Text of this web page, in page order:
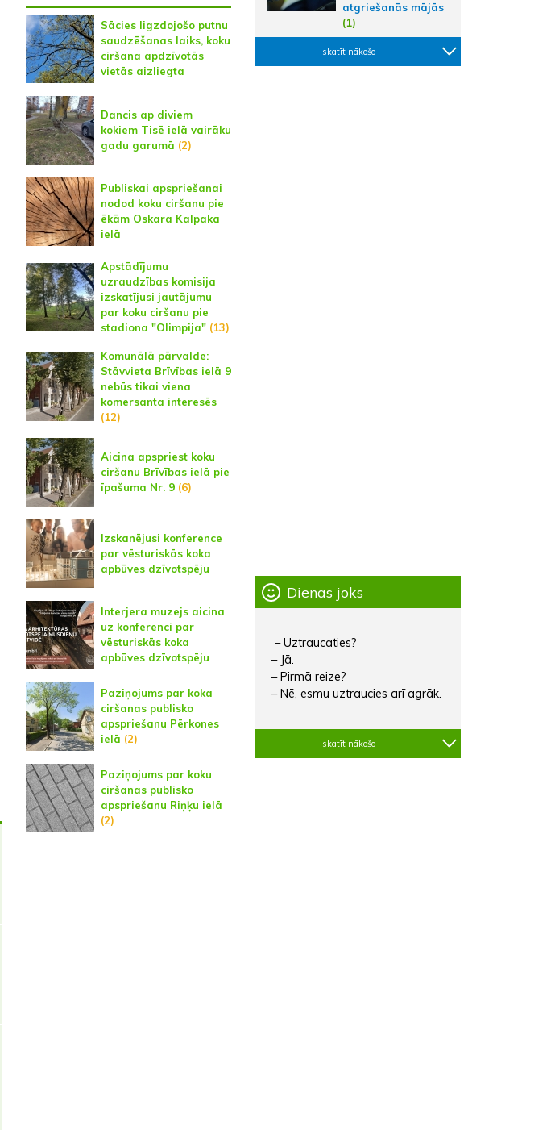
Sācies ligzdojošo putnu
saudzēšanas laiks, koku
ciršana apdzīvotās
vietās aizliegta
Dancis ap diviem
kokiem Tisē ielā vairāku
gadu garumā (2)
Publiskai apspriešanai
nodod koku ciršanu pie
ēkām Oskara Kalpaka
ielā
Apstādījumu
uzraudzības komisija
izskatījusi jautājumu
par koku ciršanu pie
stadiona "Olimpija"(13)
Komunālā pārvalde:
Stāvvieta Brīvības ielā 9
nebūs tikai viena
komersanta interesēs
(12)
Aicina apspriest koku
ciršanu Brīvības ielā pie
īpašuma Nr. 9(6)
Izskanējusi konference
par vēsturiskās koka
apbūves dzīvotspēju
Interjera muzejs aicina
uz konferenci par
vēsturiskās koka
apbūves dzīvotspēju
Paziņojums par koka
ciršanas publisko
apspriešanu Pērkones
ielā (2)
Paziņojums par koku
ciršanas publisko
apspriešanu Riņķu ielā
(2)
atgriešanās mājās
(1)
skatīt nākošo
Dienas joks
– Uztraucaties?
– Jā.
– Pirmā reize?
– Nē, esmu uztraucies arī agrāk.
skatīt nākošo